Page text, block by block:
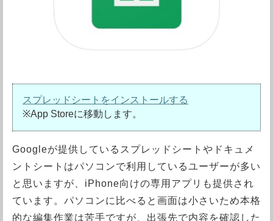
スプレッドシートをインストールする
※App Storeに移動します。
Googleが提供しているスプレッドシートやドキュメ
ントシートはパソコンで利用しているユーザーが多い
と思いますが、iPhone向けの専用アプリも提供され
ています。パソコンに比べると画面は小さいため本格
的な編集作業は苦手ですが、出張先で内容を確認した